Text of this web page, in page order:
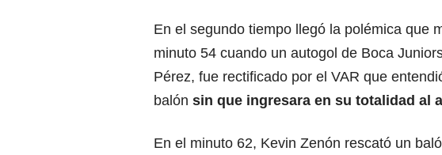
En el segundo tiempo llegó la polémica que
minuto 54 cuando un autogol de Boca
Pérez, fue rectificado por el VAR que
balón sin que ingresara en su totalidad al
En el minuto 62, Kevin Zenón rescató un